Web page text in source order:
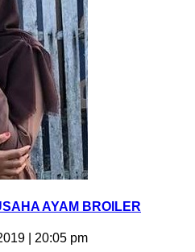
AYAM BROILER
| 20:05 pm